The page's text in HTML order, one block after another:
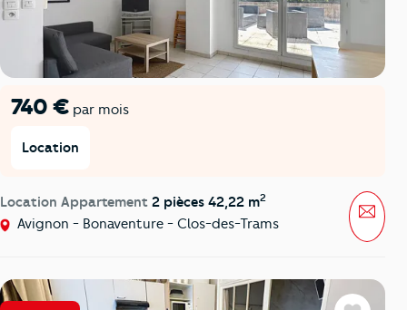
740 € par mois
Location
Location Appartement 2 pièces 42,22 m2
Avignon - Bonaventure - Clos-des-Trams